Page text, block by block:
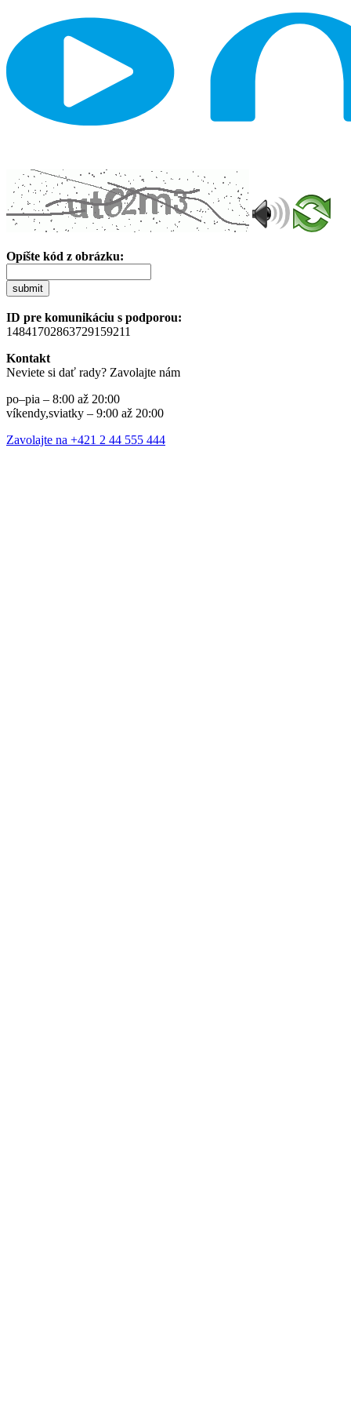
Opíšte kód z obrázku:
submit
ID pre komunikáciu s podporou:
14841702863729159211
Kontakt
Neviete si dať rady? Zavolajte nám
po–pia – 8:00 až 20:00
víkendy,sviatky – 9:00 až 20:00
Zavolajte na +421 2 44 555 444